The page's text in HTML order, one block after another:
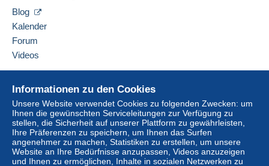
Informationen zu den Cookies
Unsere Website verwendet Cookies zu folgenden Zwecken: um
Ihnen die gewünschten Serviceleitungen zur Verfügung zu
stellen, die Sicherheit auf unserer Plattform zu gewährleisten,
Ihre Präferenzen zu speichern, um Ihnen das Surfen
angenehmer zu machen, Statistiken zu erstellen, um unsere
Website an Ihre Bedürfnisse anzupassen, Videos anzuzeigen
und Ihnen zu ermöglichen, Inhalte in sozialen Netzwerken zu
Blog
Kalender
Forum
Videos
Online-Hilfe
Auf Delcampe kaufen
Auf Delcampe verkaufen
Eine sichere Website